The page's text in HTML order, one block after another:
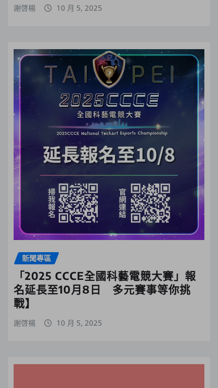
謝啓楊 10 月 5, 2025
新聞專區
「2025 CCCE全國科藝電競大賽」報
名延長至10月8日 多元賽事等你挑
戰】
謝啓楊 10 月 5, 2025